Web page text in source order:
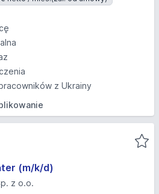
z Ukrainy
(m/k/d)
z o.o.